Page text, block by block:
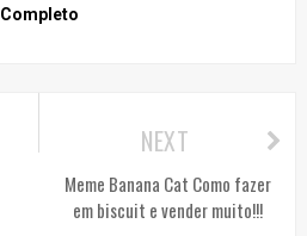
Completo
NEXT
Meme Banana Cat Como fazer
em biscuit e vender muito!!!